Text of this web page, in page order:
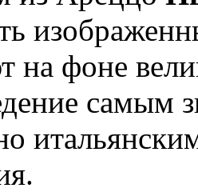
на фоне
самым